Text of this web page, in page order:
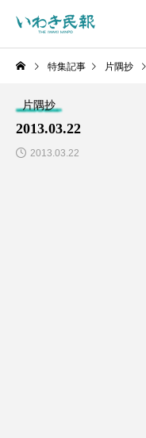
特集記事 片隅抄
片隅抄
2013.03.22
2013.03.22